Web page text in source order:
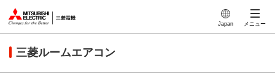
Japan メニュー
三菱ルームエアコン